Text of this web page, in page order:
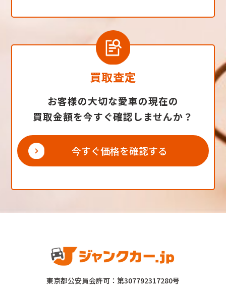
買取査定
お客様の大切な愛車の現在の
買取金額を今すぐ確認しませんか？
今すぐ価格を確認する
東京都公安員会許可：第307792317280号